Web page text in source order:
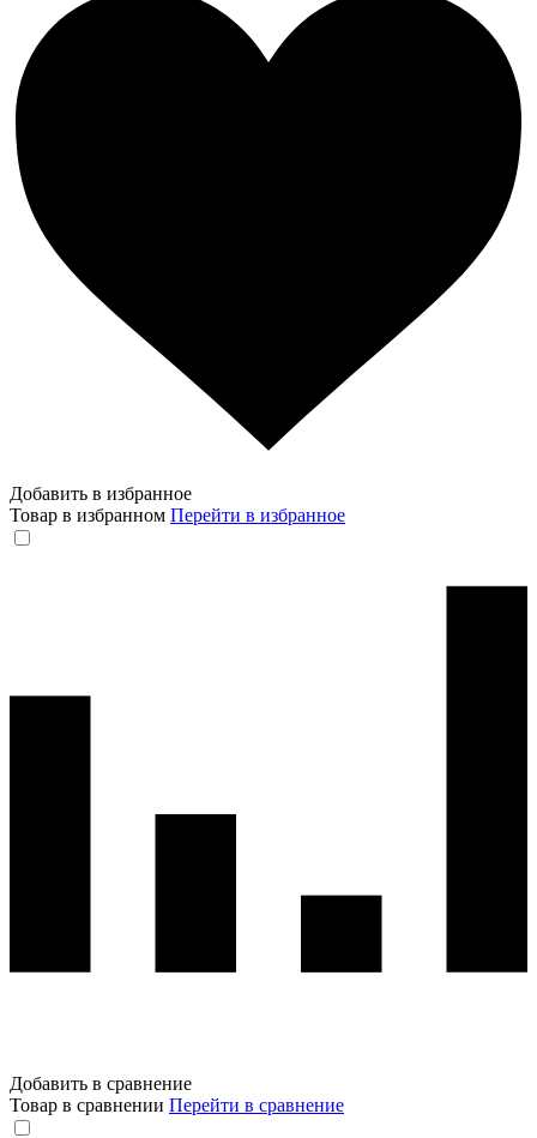
Добавить в избранное
Товар в избранном Перейти в избранное
Добавить в сравнение
Товар в сравнении Перейти в сравнение